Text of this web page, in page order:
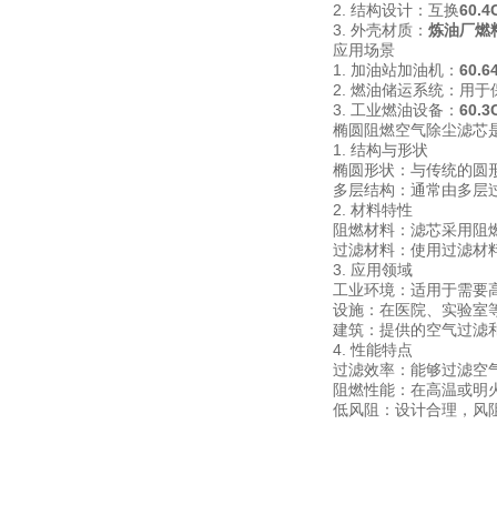
2. 结构设计：互换
3. 外壳材质： 炼油厂燃
应用场景
1. 加油站加油机：
2. 燃油储运系统：用
3. 工业燃油设备：
椭圆阻燃空气除尘滤芯
1. 结构与形状
椭圆形状：与传统的圆
多层结构：通常由多层
2. 材料特性
阻燃材料：滤芯采用阻
过滤材料：使用过滤材
3. 应用领域
工业环境：适用于需要
设施：在医院、实验室
建筑：提供的空气过滤
4. 性能特点
过滤效率：能够过滤空
阻燃性能：在高温或明
低风阻：设计合理，风